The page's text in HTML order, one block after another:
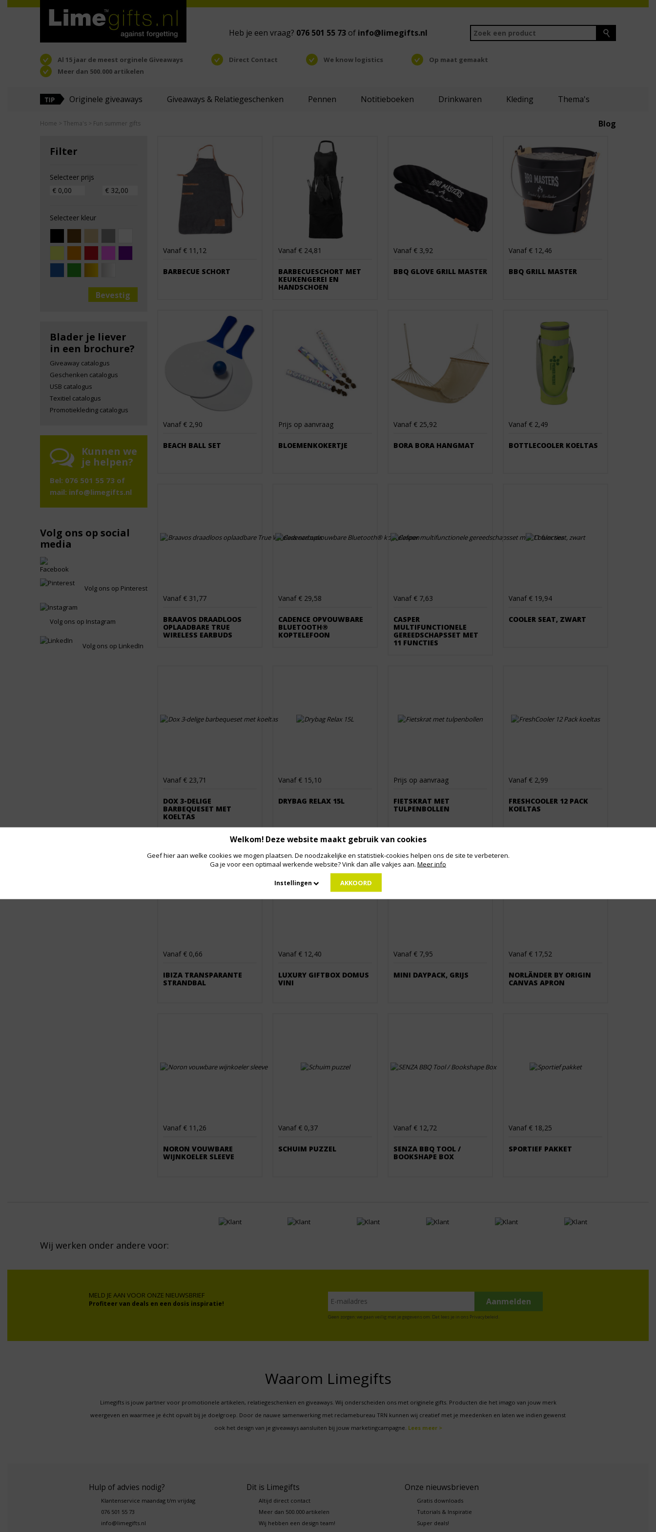
Heb je een vraag? 076 501 55 73of info@limegifts.nl
Al 15 jaar de meest orginele Giveaways Direct Contact We know logistics
Op maat gemaakt
Meer dan 500.000 artikelen
Originele giveaways Giveaways & Relatiegeschenken Pennen Notitieboeken Drinkwaren Kleding Thema's
Blog
Home > Thema's > Fun summer gifts
Filter
Selecteer prijs
Selecteer kleur
Blader je liever
in een brochure?
Giveaway catalogus
Geschenken catalogus
USB catalogus
Texitiel catalogus
Promotiekleding catalogus
Kunnen we
je helpen?
Bel: 076 501 55 73 of
mail: info@limegifts.nl
Volg ons op social
media
Volg ons op Pinterest
Volg ons op Instagram
Volg ons op LinkedIn
Vanaf € 11,12
BARBECUE SCHORT
Vanaf € 24,81
BARBECUESCHORT MET
KEUKENGEREI EN
HANDSCHOEN
Vanaf € 3,92
BBQ GLOVE GRILL MASTER
Vanaf € 12,46
BBQ GRILL MASTER
Vanaf € 2,90
BEACH BALL SET
Prijs op aanvraag
BLOEMENKOKERTJE
Vanaf € 25,92
BORA BORA HANGMAT
Vanaf € 2,49
BOTTLECOOLER KOELTAS
Vanaf € 31,77
BRAAVOS DRAADLOOS
OPLAADBARE TRUE
WIRELESS EARBUDS
Vanaf € 29,58
CADENCE OPVOUWBARE
BLUETOOTH®
KOPTELEFOON
Vanaf € 7,63
CASPER
MULTIFUNCTIONELE
GEREEDSCHAPSSET MET
11 FUNCTIES
Vanaf € 19,94
COOLER SEAT, ZWART
Vanaf € 23,71
DOX 3-DELIGE
BARBEQUESET MET
KOELTAS
Vanaf € 15,10
DRYBAG RELAX 15L
Prijs op aanvraag
FIETSKRAT MET
TULPENBOLLEN
Vanaf € 2,99
FRESHCOOLER 12 PACK
KOELTAS
Vanaf € 0,66
IBIZA TRANSPARANTE
STRANDBAL
Vanaf € 12,40
LUXURY GIFTBOX DOMUS
VINI
Vanaf € 7,95
MINI DAYPACK, GRIJS
Vanaf € 17,52
NORLÄNDER BY ORIGIN
CANVAS APRON
Vanaf € 11,26
NORON VOUWBARE
WIJNKOELER SLEEVE
Vanaf € 0,37
SCHUIM PUZZEL
Vanaf € 12,72
SENZA BBQ TOOL /
BOOKSHAPE BOX
Vanaf € 18,25
SPORTIEF PAKKET
Wij werken onder andere voor:
MELD JE AAN VOOR ONZE NIEUWSBRIEF
Profiteer van deals en een dosis inspiratie!
Geen zorgen: we gaan veilig met je gegevens om. Dat lees je in ons Privacybeleid
Waarom Limegifts
Limegifts is jouw partner voor promotionele artikelen, relatiegeschenken en giveaways. Wij onderscheiden ons met originele gifts. Producten die het imago van jouw merk
weergeven en waarmee je écht opvalt bij je doelgroep. Door de nauwe samenwerking met reclamebureau TRN kunnen wij creatief met je meedenken en laten we indien gewenst
ook het design van je giveaways aansluiten bij jouw marketingcampagne. Lees meer >
Hulp of advies nodig?
Klantenservice maandag t/m vrijdag
076 501 55 73
info@limegifts.nl
Dit is Limegifts
Altijd direct contact
Meer dan 500.000 artikelen
Wij hebben een design team!
Onze nieuwsbrieven
Gratis downloads
Tutorials & Inspiratie
Super deals!
Welkom! Deze website maakt gebruik van cookies
Geef hier aan welke cookies we mogen plaatsen. De noodzakelijke en statistiek-cookies helpen ons de site te verbeteren.
Ga je voor een optimaal werkende website? Vink dan alle vakjes aan. Meer info
Instellingen AKKOORD